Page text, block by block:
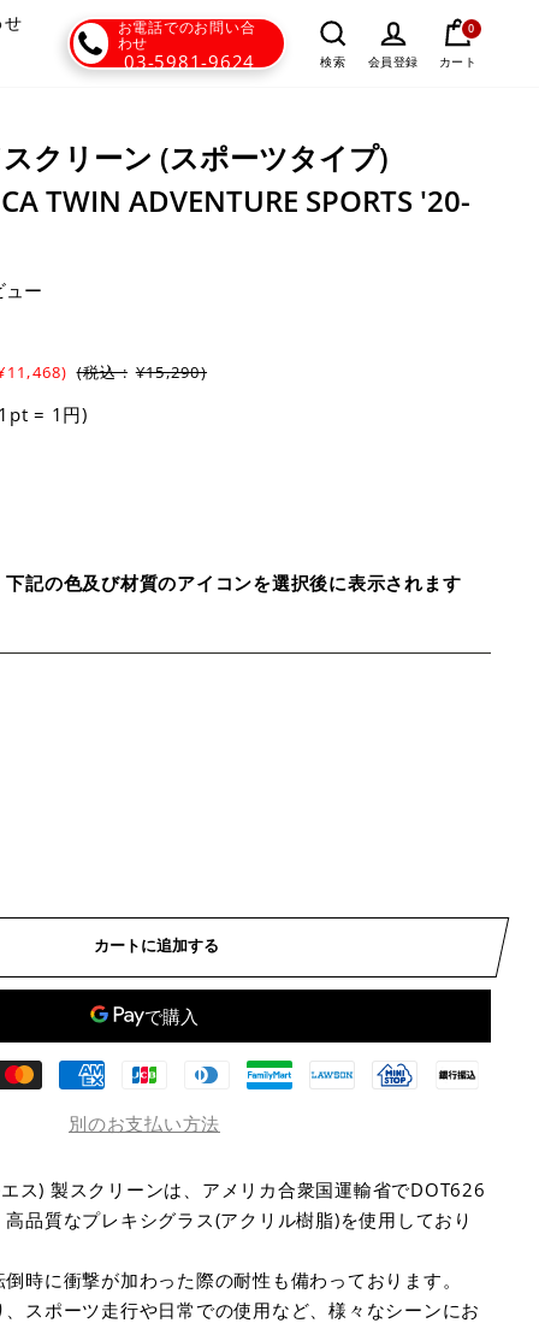
お電話でのお問い合
わせ
03-5981-9624 検索 会員登録 カート
0
クリーン (スポーツタイプ)
TWIN ADVENTURE SPORTS '20-
ュー
(税込 : ¥15,290)
= 1円)
記の色及び材質のアイコンを選択後に表示されます
カートに追加する
別のお支払い方法
ス) 製スクリーンは、アメリカ合衆国運輸省でDOT626
品質なプレキシグラス(アクリル樹脂)を使用しており
時に衝撃が加わった際の耐性も備わっております。
スポーツ走行や日常での使用など、様々なシーンにお